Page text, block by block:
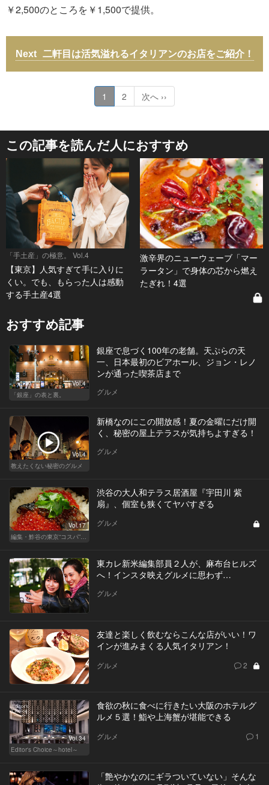
￥2,500のところを￥1,500で提供。
二軒目は活気溢れるイタリアンのお店をご紹介！
1 2 次へ ››
この記事を読んだ人におすすめ
「手土産」の極意。 Vol.4
【東京】人気すぎて手に入りに
くい。でも、もらった人は感動
する手土産4選
激辛界のニューウェーブ「マー
ラータン」で身体の芯から燃え
たぎれ！4選
おすすめ記事
Vol.4
「銀座」の表と裏。
銀座で息づく100年の老舗。天ぷらの天
一、日本最初のビアホール、ジョン・レノ
ンが通った喫茶店まで
グルメ
Vol.4
教えたくない秘密のグルメ
新橋なのにこの開放感！夏の金曜にだけ開
く、秘密の屋上テラスが気持ちよすぎる！
グルメ
Vol.17
編集・鮓谷の東京“コスパ”カレンダー
渋谷の大人和テラス居酒屋『宇田川 紫
扇』、個室も狭くてヤバすぎる
グルメ
東カレ新米編集部員２人が、麻布台ヒルズ
へ！インスタ映えグルメに思わず…
グルメ
友達と楽しく飲むならこんな店がいい！ワ
インが進みまくる人気イタリアン！
グルメ 2
Vol.34
Editor's Choice～hotel～
食欲の秋に食べに行きたい大阪のホテルグ
ルメ５選！鮨や上海蟹が堪能できる
グルメ 1
「艶やかなのにギラついていない」そんな